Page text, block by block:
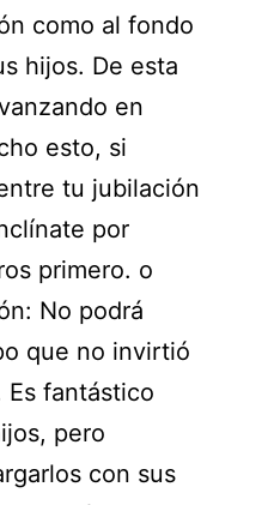
como al fondo
hijos. De esta
en
esto, si
tu jubilación
por
primero. o
No podrá
que no invirtió
Es fantástico
pero
con sus